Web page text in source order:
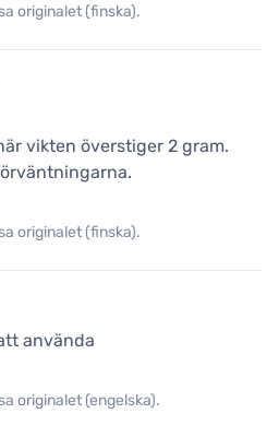
originalet (finska).
vikten överstiger 2 gram.
originalet (finska).
använda
originalet (engelska).